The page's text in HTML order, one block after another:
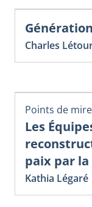
Charles
Points de mire
Les
paix par
Kathia Légaré